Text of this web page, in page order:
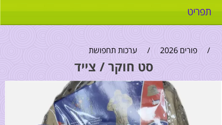
תפריט
/ פורים 2026 / ערכות תחפושת
סט חוקר / צייד